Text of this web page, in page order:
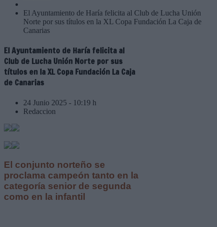
El Ayuntamiento de Haría felicita al Club de Lucha Unión
Norte por sus títulos en la XL Copa Fundación La Caja de
Canarias
El Ayuntamiento de Haría felicita al
Club de Lucha Unión Norte por sus
títulos en la XL Copa Fundación La Caja
de Canarias
24 Junio 2025 - 10:19 h
Redaccion
El conjunto norteño se
proclama campeón tanto en la
categoría senior de segunda
como en la infantil